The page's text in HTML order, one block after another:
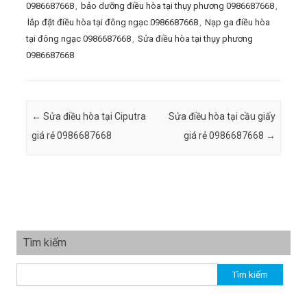
0986687668, bảo dưỡng điều hòa tại thụy phương 0986687668,
lắp đặt điều hòa tại đông ngạc 0986687668, Nạp ga điều hòa
tại đông ngạc 0986687668, Sửa điều hòa tại thụy phương
0986687668
Post navigation
← Sửa điều hòa tại Ciputra
giá rẻ 0986687668
Sửa điều hòa tại cầu giấy
giá rẻ 0986687668 →
Tìm kiếm